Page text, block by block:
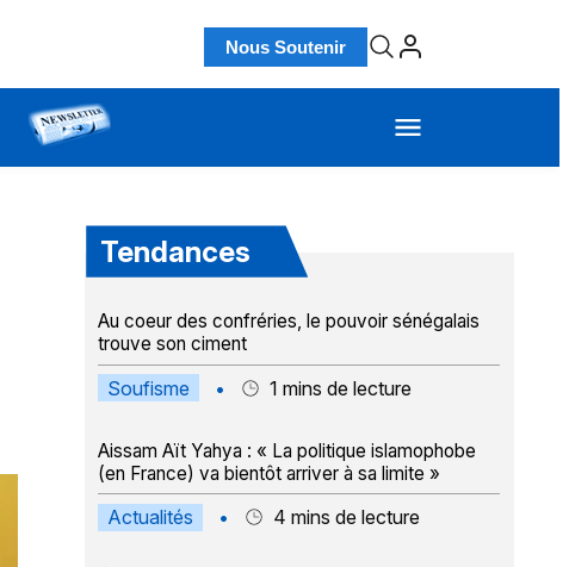
Nous Soutenir
Tendances
Au coeur des confréries, le pouvoir sénégalais
trouve son ciment
Soufisme • 1 mins de lecture
Aissam Aït Yahya : « La politique islamophobe
(en France) va bientôt arriver à sa limite »
Actualités • 4 mins de lecture